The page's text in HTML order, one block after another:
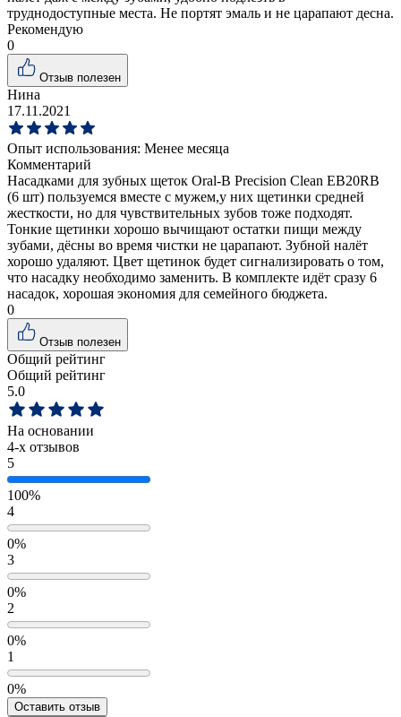
труднодоступные места. Не портят эмаль и не царапают десна.
Рекомендую
0
Отзыв полезен
Нина
17.11.2021
Опыт использования: Менее месяца
Комментарий
Насадками для зубных щеток Oral-B Precision Clean EB20RB
(6 шт) пользуемся вместе с мужем,у них щетинки средней
жесткости, но для чувствительных зубов тоже подходят.
Тонкие щетинки хорошо вычищают остатки пищи между
зубами, дёсны во время чистки не царапают. Зубной налёт
хорошо удаляют. Цвет щетинок будет сигнализировать о том,
что насадку необходимо заменить. В комплекте идёт сразу 6
насадок, хорошая экономия для семейного бюджета.
0
Отзыв полезен
Общий рейтинг
Общий рейтинг
5.0
На основании
4-х отзывов
5
100%
4
0%
3
0%
2
0%
1
0%
Оставить отзыв